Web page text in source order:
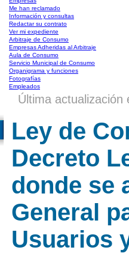
Me han reclamado
Información y consultas
Redactar su contrato
Ver mi expediente
Arbitraje de Consumo
Empresas Adheridas al Arbitraje
Aula de Consumo
Servicio Municipal de Consumo
Organigrama y funciones
Fotografías
Empleados
Última
Ley de
Decreto
donde se
General
Usuarios